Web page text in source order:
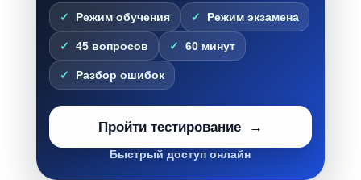
Режим обучения Режим экзамена
45 вопросов 60 минут
Разбор ошибок
Пройти тестирование
Быстрый доступ онлайн